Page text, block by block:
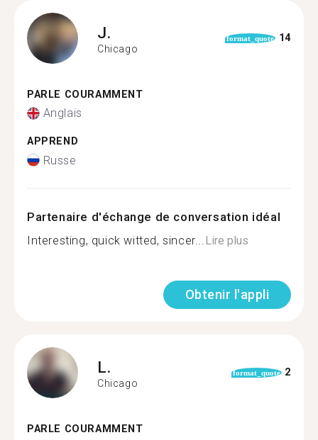
J.
Chicago
format_quote 14
PARLE COURAMMENT
Anglais
APPREND
Russe
Partenaire d'échange de conversation idéal
Interesting, quick witted, sincer... Lire plus
Obtenir l'appli
L.
Chicago
format_quote 2
PARLE COURAMMENT